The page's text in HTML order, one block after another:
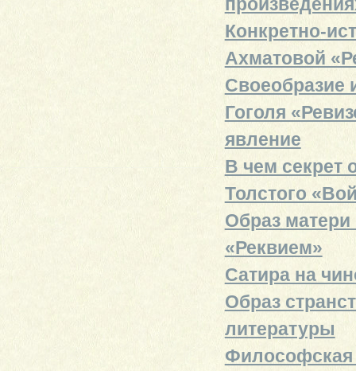
Конкретно-
Ахматовой
Своеобразие
Гоголя
явление
В чем секрет
Толстого
Образ
«Реквием»
Сатира на
Образ
литературы
Философская